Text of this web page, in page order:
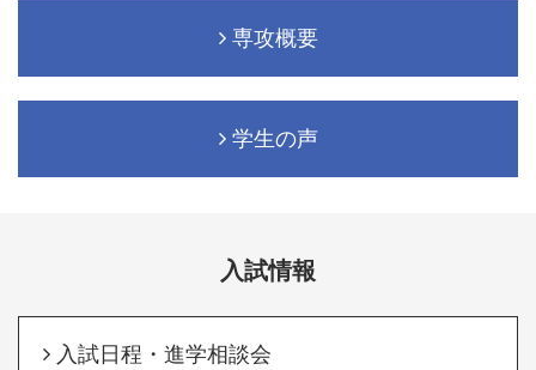
専攻概要
学生の声
入試情報
入試日程・進学相談会